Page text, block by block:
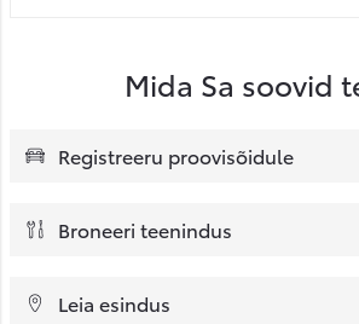
Mida Sa soovid
Registreeru proovisõidule
Broneeri teenindus
Leia esindus